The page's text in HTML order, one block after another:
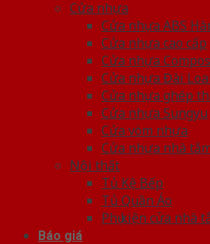
Cửa nhựa
Cửa nhựa ABS
Cửa nhựa cao cấp
Cửa nhựa
Cửa nhựa Đài
Cửa nhựa ghép
Cửa nhựa Sungyu
Cửa vòm nhựa
Cửa nhựa nhà
Nội thất
Tủ Kệ Bếp
Tủ Quần Áo
Phụ kiện cửa nhà
Báo giá